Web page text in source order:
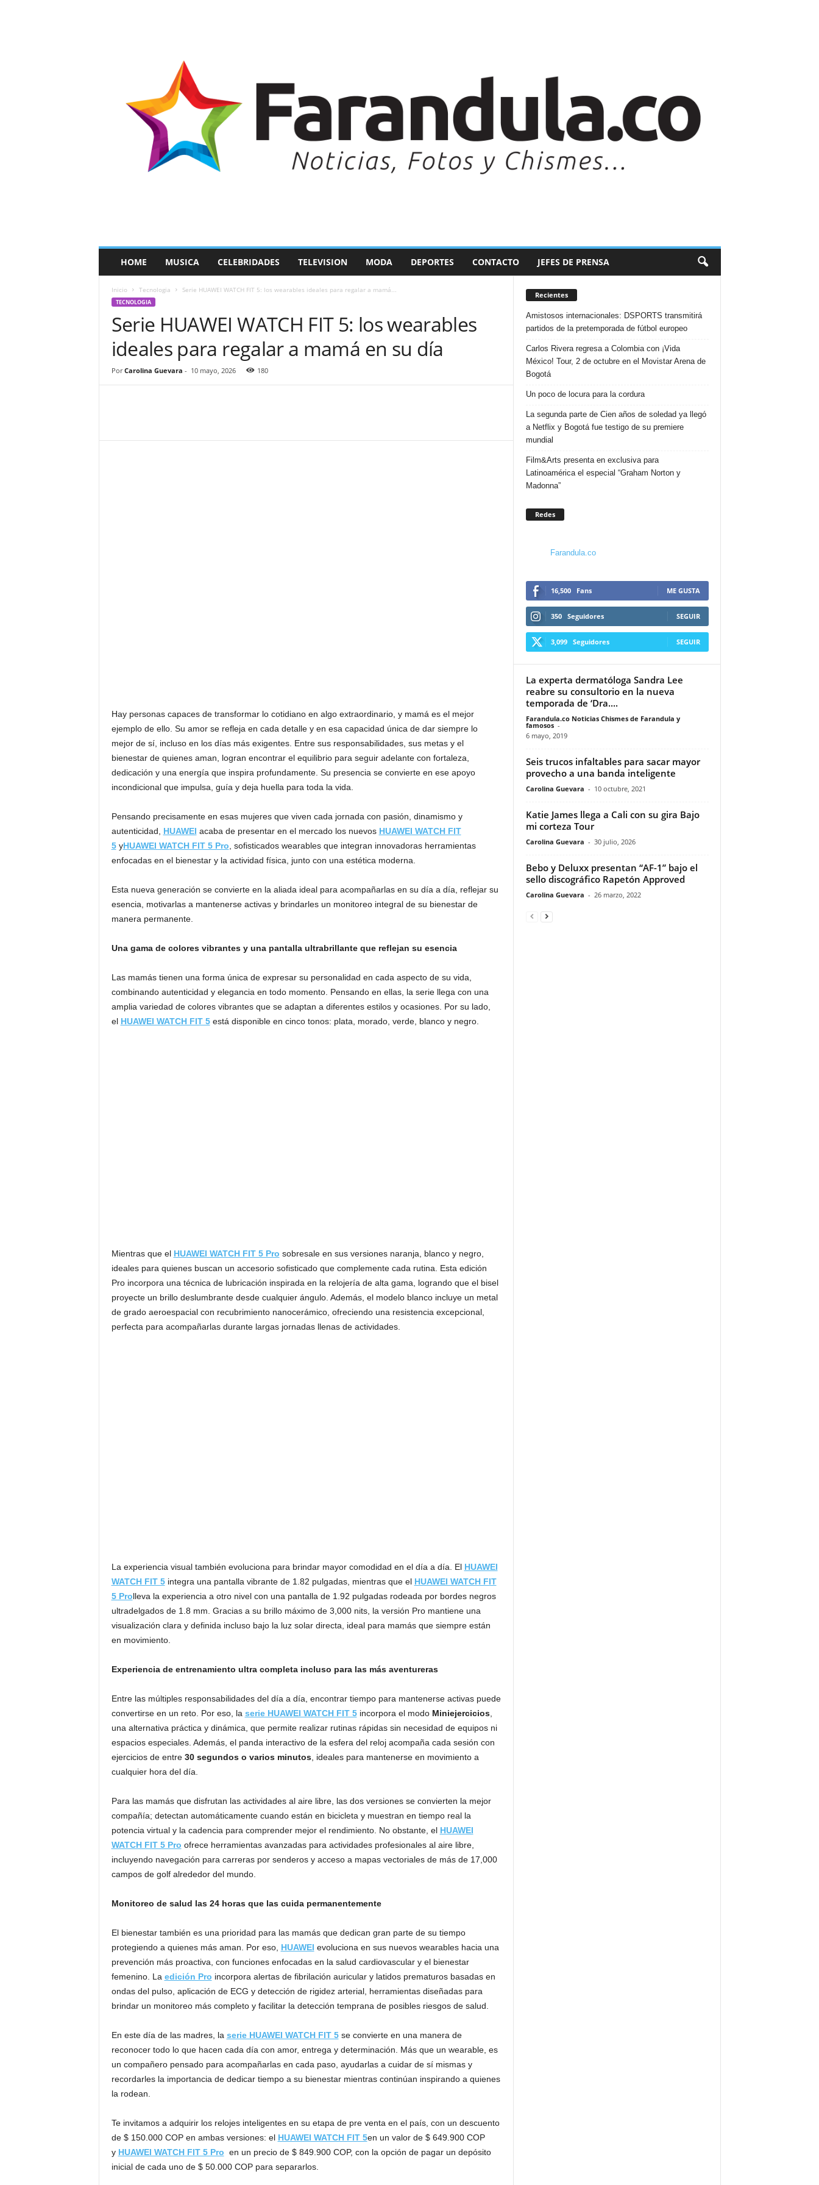
a
HOME MUSICA CELEBRIDADES TELEVISION MODA DEPORTES CONTACTO JEFES DE PRENSA
Inicio Tecnologia Serie HUAWEI WATCH FIT 5: los wearables ideales para regalar a mamá...
TECNOLOGIA
Serie HUAWEI WATCH FIT 5: los wearables
ideales para regalar a mamá en su día
Por Carolina Guevara - 10 mayo, 2026 180
Hay personas capaces de transformar lo cotidiano en algo extraordinario, y mamá es el mejor
ejemplo de ello. Su amor se refleja en cada detalle y en esa capacidad única de dar siempre lo
mejor de sí, incluso en los días más exigentes. Entre sus responsabilidades, sus metas y el
bienestar de quienes aman, logran encontrar el equilibrio para seguir adelante con fortaleza,
dedicación y una energía que inspira profundamente. Su presencia se convierte en ese apoyo
incondicional que impulsa, guía y deja huella para toda la vida.
Pensando precisamente en esas mujeres que viven cada jornada con pasión, dinamismo y
autenticidad, HUAWEI acaba de presentar en el mercado los nuevos HUAWEI WATCH FIT
5yHUAWEI WATCH FIT 5 Pro , sofisticados wearables que integran innovadoras herramientas
enfocadas en el bienestar y la actividad física, junto con una estética moderna.
Esta nueva generación se convierte en la aliada ideal para acompañarlas en su día a día, reflejar su
esencia, motivarlas a mantenerse activas y brindarles un monitoreo integral de su bienestar de
manera permanente.
Una gama de colores vibrantes y una pantalla ultrabrillante que reflejan su esencia
Las mamás tienen una forma única de expresar su personalidad en cada aspecto de su vida,
combinando autenticidad y elegancia en todo momento. Pensando en ellas, la serie llega con una
amplia variedad de colores vibrantes que se adaptan a diferentes estilos y ocasiones. Por su lado,
el HUAWEI WATCH FIT 5está disponible en cinco tonos: plata, morado, verde, blanco y negro.
Mientras que el HUAWEI WATCH FIT 5 Pro sobresale en sus versiones naranja, blanco y negro,
ideales para quienes buscan un accesorio sofisticado que complemente cada rutina. Esta edición
Pro incorpora una técnica de lubricación inspirada en la relojería de alta gama, logrando que el bisel
proyecte un brillo deslumbrante desde cualquier ángulo. Además, el modelo blanco incluye un metal
de grado aeroespacial con recubrimiento nanocerámico, ofreciendo una resistencia excepcional,
perfecta para acompañarlas durante largas jornadas llenas de actividades.
La experiencia visual también evoluciona para brindar mayor comodidad en el día a día. El HUAWEI
WATCH FIT 5integra una pantalla vibrante de 1.82 pulgadas, mientras que el HUAWEI WATCH FIT
5 Prolleva la experiencia a otro nivel con una pantalla de 1.92 pulgadas rodeada por bordes negros
ultradelgados de 1.8 mm. Gracias a su brillo máximo de 3,000 nits, la versión Pro mantiene una
visualización clara y definida incluso bajo la luz solar directa, ideal para mamás que siempre están
en movimiento.
Experiencia de entrenamiento ultra completa incluso para las más aventureras
Entre las múltiples responsabilidades del día a día, encontrar tiempo para mantenerse activas puede
convertirse en un reto. Por eso, la serie HUAWEI WATCH FIT 5incorpora el modo Miniejercicios,
una alternativa práctica y dinámica, que permite realizar rutinas rápidas sin necesidad de equipos ni
espacios especiales. Además, el panda interactivo de la esfera del reloj acompaña cada sesión con
ejercicios de entre 30 segundos o varios minutos, ideales para mantenerse en movimiento a
cualquier hora del día.
Para las mamás que disfrutan las actividades al aire libre, las dos versiones se convierten la mejor
compañía; detectan automáticamente cuando están en bicicleta y muestran en tiempo real la
potencia virtual y la cadencia para comprender mejor el rendimiento. No obstante, el HUAWEI
WATCH FIT 5 Pro ofrece herramientas avanzadas para actividades profesionales al aire libre,
incluyendo navegación para carreras por senderos y acceso a mapas vectoriales de más de 17,000
campos de golf alrededor del mundo.
Monitoreo de salud las 24 horas que las cuida permanentemente
El bienestar también es una prioridad para las mamás que dedican gran parte de su tiempo
protegiendo a quienes más aman. Por eso, HUAWEI evoluciona en sus nuevos wearables hacia una
prevención más proactiva, con funciones enfocadas en la salud cardiovascular y el bienestar
femenino. La edición Pro incorpora alertas de fibrilación auricular y latidos prematuros basadas en
ondas del pulso, aplicación de ECG y detección de rigidez arterial, herramientas diseñadas para
brindar un monitoreo más completo y facilitar la detección temprana de posibles riesgos de salud.
En este día de las madres, la serie HUAWEI WATCH FIT 5se convierte en una manera de
reconocer todo lo que hacen cada día con amor, entrega y determinación. Más que un wearable, es
un compañero pensado para acompañarlas en cada paso, ayudarlas a cuidar de sí mismas y
recordarles la importancia de dedicar tiempo a su bienestar mientras continúan inspirando a quienes
la rodean.
Te invitamos a adquirir los relojes inteligentes en su etapa de pre venta en el país, con un descuento
de $ 150.000 COP en ambas versiones: el HUAWEI WATCH FIT 5en un valor de $ 649.900 COP
y HUAWEI WATCH FIT 5 Pro en un precio de $ 849.900 COP, con la opción de pagar un depósito
inicial de cada uno de $ 50.000 COP para separarlos.
Recientes
Amistosos internacionales: DSPORTS transmitirá
partidos de la pretemporada de fútbol europeo
Carlos Rivera regresa a Colombia con ¡Vida
México! Tour, 2 de octubre en el Movistar Arena de
Bogotá
Un poco de locura para la cordura
La segunda parte de Cien años de soledad ya llegó
a Netflix y Bogotá fue testigo de su premiere
mundial
Film&Arts presenta en exclusiva para
Latinoamérica el especial “Graham Norton y
Madonna”
Redes
Farandula.co
16,500 Fans ME GUSTA
350 Seguidores SEGUIR
3,099 Seguidores SEGUIR
La experta dermatóloga Sandra Lee
reabre su consultorio en la nueva
temporada de ‘Dra....
Farandula.co Noticias Chismes de Farandula y
famosos -
6 mayo, 2019
Seis trucos infaltables para sacar mayor
provecho a una banda inteligente
Carolina Guevara - 10 octubre, 2021
Katie James llega a Cali con su gira Bajo
mi corteza Tour
Carolina Guevara - 30 julio, 2026
Bebo y Deluxx presentan “AF-1” bajo el
sello discográfico Rapetón Approved
Carolina Guevara - 26 marzo, 2022